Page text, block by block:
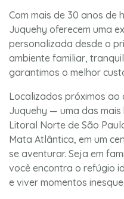
Com mais de 30 anos de
Juquehy oferecem uma
personalizada desde o
ambiente familiar,
garantimos o melhor
Localizados próximos
Juquehy — uma das
Litoral Norte de São
Mata Atlântica, em um
se aventurar. Seja em
você encontra o refúgio
e viver momentos